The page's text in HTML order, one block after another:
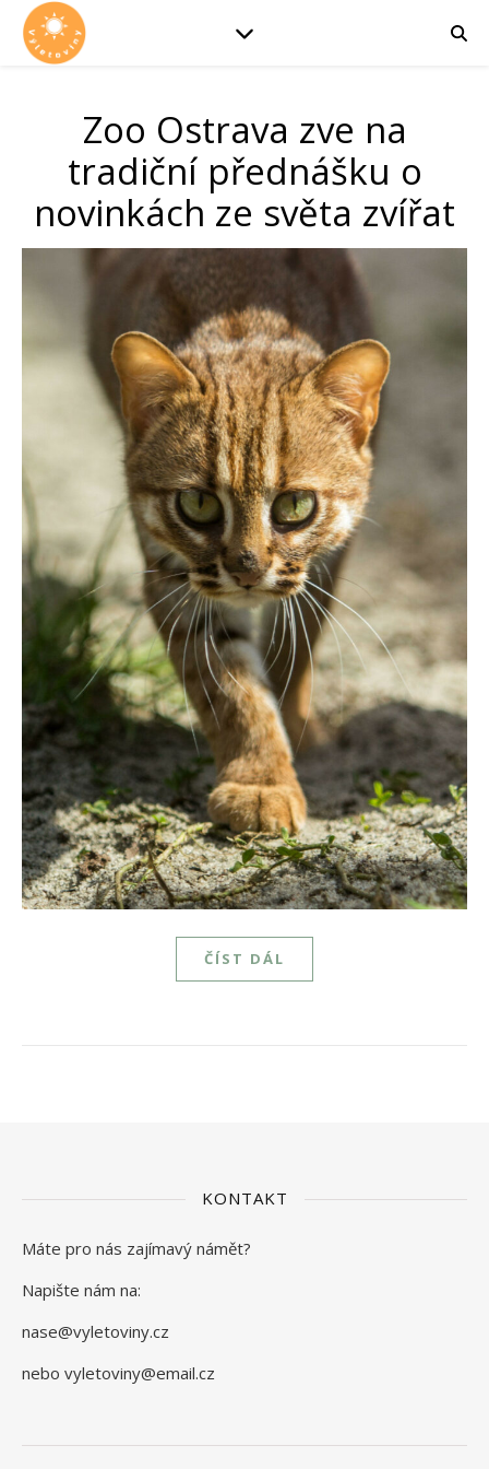
Zoo Ostrava zve na
tradiční přednášku o
novinkách ze světa zvířat
ČÍST DÁL
KONTAKT
Máte pro nás zajímavý námět?
Napište nám na:
nase@vyletoviny.cz
nebo vyletoviny@email.cz